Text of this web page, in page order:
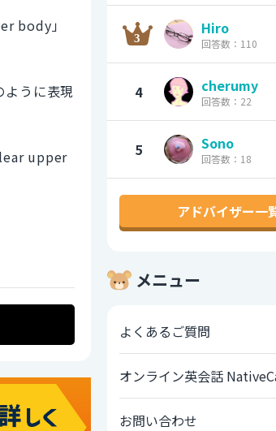
body」
うに表現
upper
Hiro
回答数：110
4 cherumy
回答数：22
5 Sono
回答数：18
アドバイザー一
メニュー
よくあるご質問
オンライン英会話
お問い合わせ